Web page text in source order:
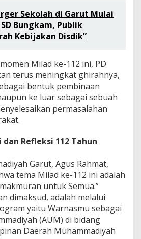
Sekolah di Garut Mulai
Bungkam, Publik
Kebijakan Disdik”
Milad ke-112 ini, PD
terus meningkat ghirahnya,
bentuk pembinaan
ke luar sebagai sebuah
permasalahan
Refleksi 112 Tahun
Garut, Agus Rahmat,
tema Milad ke-112 ini adalah
untuk Semua.”
dimaksud, adalah melalui
yaitu Warnasmu sebagai
(AUM) di bidang
Daerah Muhammadiyah